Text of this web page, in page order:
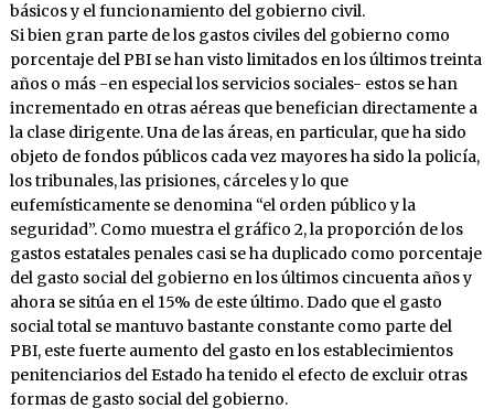
básicos y el funcionamiento del gobierno civil.
Si bien gran parte de los gastos civiles del gobierno como
porcentaje del PBI se han visto limitados en los últimos treinta
años o más -en especial los servicios sociales- estos se han
incrementado en otras aéreas que benefician directamente a
la clase dirigente. Una de las áreas, en particular, que ha sido
objeto de fondos públicos cada vez mayores ha sido la policía,
los tribunales, las prisiones, cárceles y lo que
eufemísticamente se denomina “el orden público y la
seguridad”. Como muestra el gráfico 2, la proporción de los
gastos estatales penales casi se ha duplicado como porcentaje
del gasto social del gobierno en los últimos cincuenta años y
ahora se sitúa en el 15% de este último. Dado que el gasto
social total se mantuvo bastante constante como parte del
PBI, este fuerte aumento del gasto en los establecimientos
penitenciarios del Estado ha tenido el efecto de excluir otras
formas de gasto social del gobierno.